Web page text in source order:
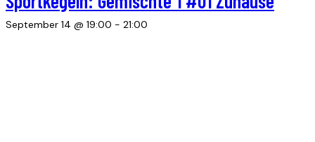
September 14 @ 19:00 - 21:00